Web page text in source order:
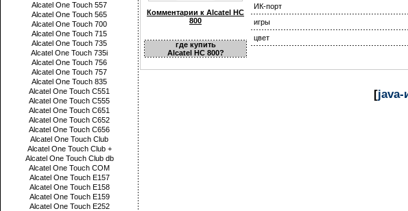
Alcatel One Touch 557
Alcatel One Touch 565
Alcatel One Touch 700
Alcatel One Touch 715
Alcatel One Touch 735
Alcatel One Touch 735i
Alcatel One Touch 756
Alcatel One Touch 757
Alcatel One Touch 835
Alcatel One Touch C551
Alcatel One Touch C555
Alcatel One Touch C651
Alcatel One Touch C652
Alcatel One Touch C656
Alcatel One Touch Club
Alcatel One Touch Club +
Alcatel One Touch Club db
Alcatel One Touch COM
Alcatel One Touch E157
Alcatel One Touch E158
Alcatel One Touch E159
Alcatel One Touch E252
Комментарии к Alcatel HC
800
где купить
Alcatel HC 800?
ИК-порт
игры
цвет
[java-